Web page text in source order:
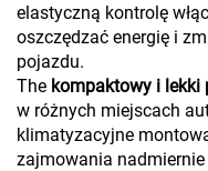
elastyczną kontrolę
oszczędzać energię i
pojazdu.
The kompaktowy i lekki
w różnych miejscach
klimatyzacyjne
zajmowania